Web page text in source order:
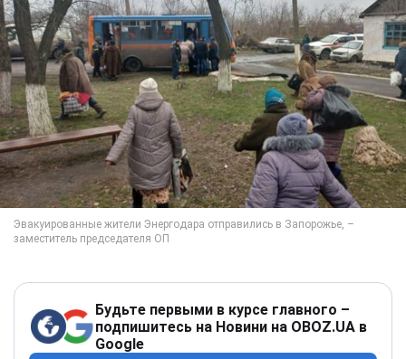
Будьте первыми в курсе главного –
подпишитесь на Новини на OBOZ.UA в
Google